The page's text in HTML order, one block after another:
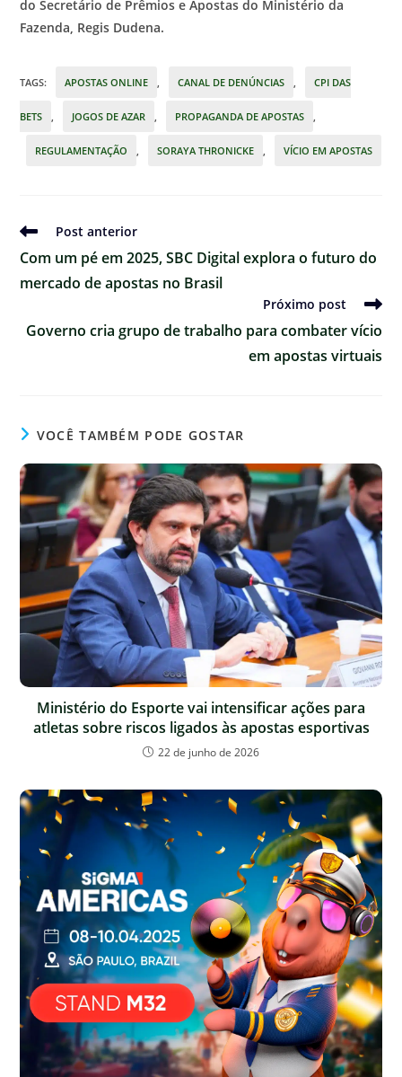
do Secretário de Prêmios e Apostas do Ministério da
Fazenda, Regis Dudena.
TAGS: APOSTAS ONLINE , CANAL DE DENÚNCIAS , CPI DAS
BETS , JOGOS DE AZAR , PROPAGANDA DE APOSTAS ,
REGULAMENTAÇÃO , SORAYA THRONICKE , VÍCIO EM APOSTAS
Ler
artigos
Post anterior
Com um pé em 2025, SBC Digital explora o futuro do
mercado de apostas no Brasil
Próximo post
Governo cria grupo de trabalho para combater vício
em apostas virtuais
VOCÊ TAMBÉM PODE GOSTAR
Ministério do Esporte vai intensificar ações para
atletas sobre riscos ligados às apostas esportivas
22 de junho de 2026